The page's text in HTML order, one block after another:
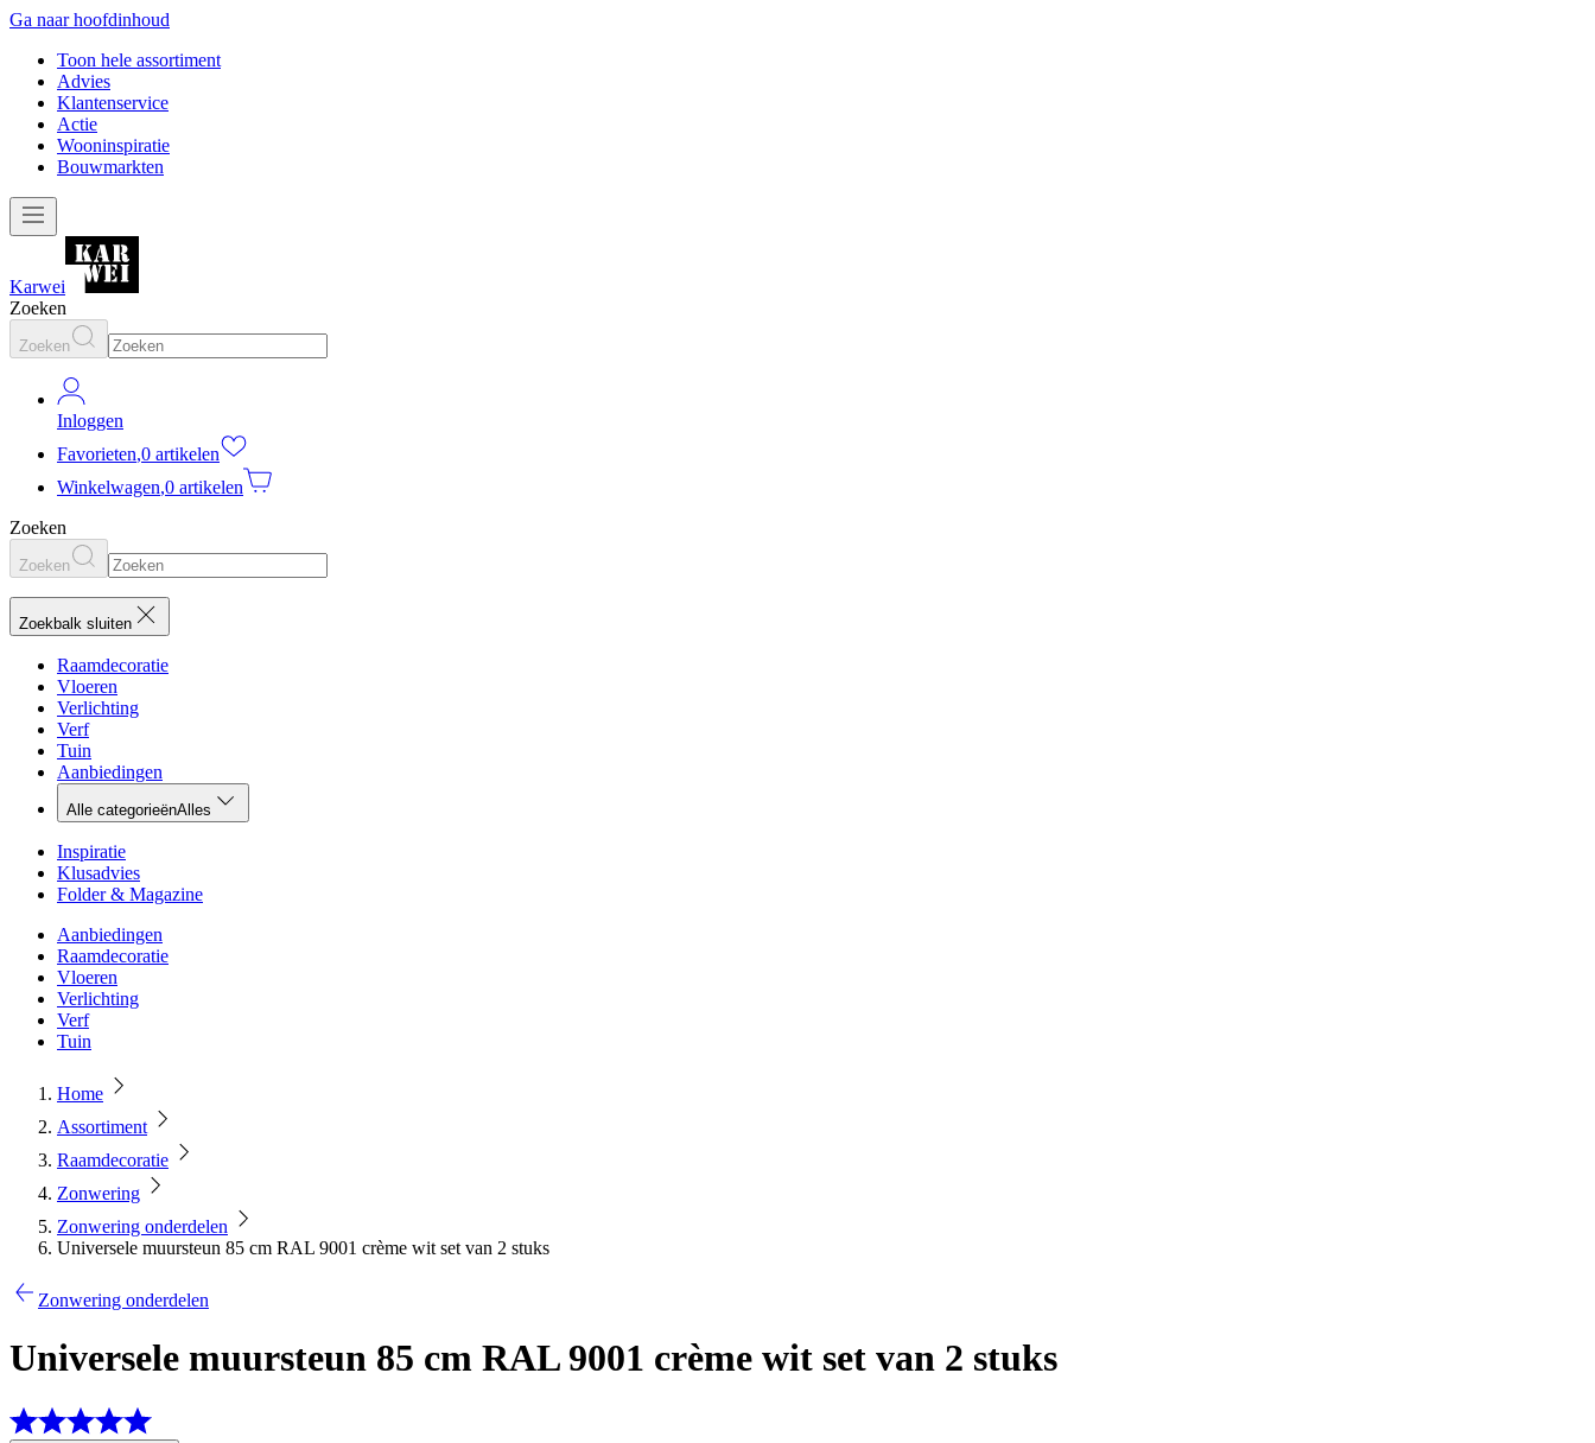
Ga naar hoofdinhoud
Toon hele assortiment
Advies
Klantenservice
Actie
Wooninspiratie
Bouwmarkten
Karwei
Zoeken
Zoeken
Inloggen
Favorieten,0 artikelen
Winkelwagen,0 artikelen
Zoeken
Zoeken
Zoekbalk sluiten
Raamdecoratie
Vloeren
Verlichting
Verf
Tuin
Aanbiedingen
Alle categorieënAlles
Inspiratie
Klusadvies
Folder & Magazine
Aanbiedingen
Raamdecoratie
Vloeren
Verlichting
Verf
Tuin
Home
Assortiment
Raamdecoratie
Zonwering
Zonwering onderdelen
Universele muursteun 85 cm RAL 9001 crème wit set van 2 stuks
Zonwering onderdelen
Universele muursteun 85 cm RAL 9001 crème wit set van 2 stuks